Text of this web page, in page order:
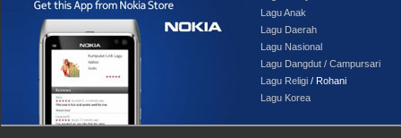
Lagu Anak
Lagu Daerah
Lagu Nasional
Lagu Dangdut / Campursari
Lagu Religi / Rohani
Lagu Korea